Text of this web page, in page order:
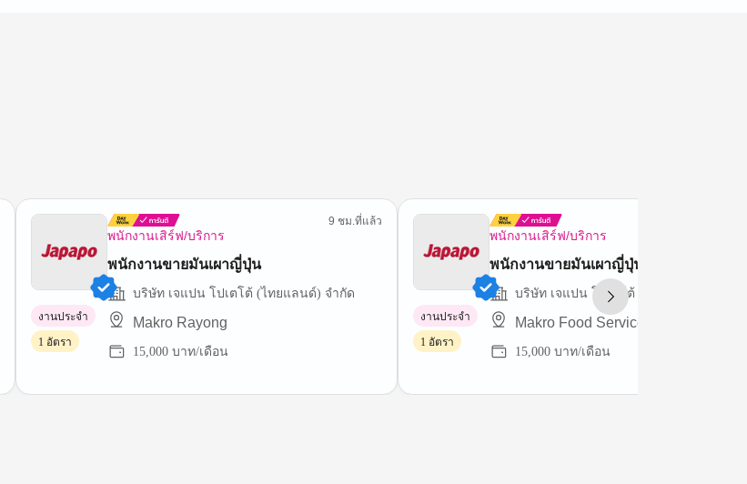
พนักงานเสิร์ฟ/บริการ
9 ชม.ที่แล้ว
พนักงานขายมันเผาญี่ปุ่น
บริษัท เจแปน โปเตโต้ (ไทยแลนด์) จำกัด
Makro Rayong
15,000 บาท/เดือน
งานประจำ
1 อัตรา
พนักงานเสิร์ฟ/บริการ
พนักงานขายมันเผาญี่ปุ่น
บริษัท เจแปน โปเตโต้ (ไทยแลนด์) จำกัด
Makro Food Service(Hua Hin)
15,000 บาท/เดือน
งานประจำ
1 อัตรา